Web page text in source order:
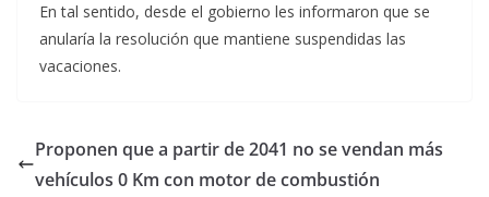
En tal sentido, desde el gobierno les informaron que se
anularía la resolución que mantiene suspendidas las
vacaciones.
Proponen que a partir de 2041 no se vendan más
vehículos 0 Km con motor de combustión